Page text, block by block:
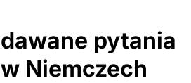
pytania
Niemczech